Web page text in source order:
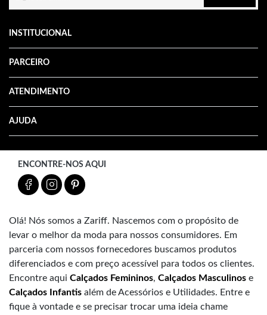
INSTITUCIONAL
PARCEIRO
ATENDIMENTO
AJUDA
ENCONTRE-NOS AQUI
Olá! Nós somos a Zariff. Nascemos com o propósito de
levar o melhor da moda para nossos consumidores. Em
parceria com nossos fornecedores buscamos produtos
diferenciados e com preço acessível para todos os clientes.
Encontre aqui Calçados Femininos, Calçados Masculinos e
Calçados Infantis além de Acessórios e Utilidades. Entre e
fique à vontade e se precisar trocar uma ideia chame